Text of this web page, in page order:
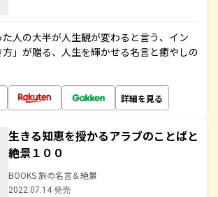
人の大半が人生観が変わると言う、イン
方」が贈る、人生を輝かせる名言と癒やしの
詳細を見る
生きる知恵を授かるアラブのことばと
絶景１００
BOOKS 旅の名言＆絶景
2022.07.14 発売